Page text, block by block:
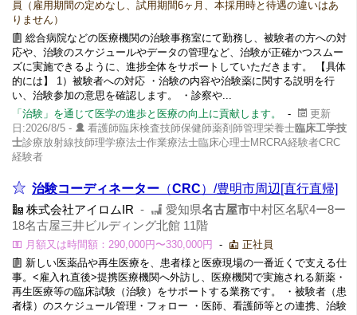
員（雇用期間の定めなし、試用期間6ヶ月、本採用時と待遇の違いはあ
りません）
総合病院などの医療機関の治験事務室にて勤務し、被験者の方への対
応や、治験のスケジュールやデータの管理など、治験が正確かつスムー
ズに実施できるように、進捗全体をサポートしていただきます。 【具体
的には】 1）被験者への対応 ・治験の内容や治験薬に関する説明を行
い、治験参加の意思を確認します。 ・診察や...
「治験」を通じて医学の進歩と医療の向上に貢献します。
-
更新
日:2026/8/5 -
看護師臨床検査技師保健師薬剤師管理栄養士臨床工学技
士診療放射線技師理学療法士作業療法士臨床心理士MRCRA経験者CRC
経験者
治験コーディネーター （CRC）/豊明市周辺[直行直帰]
株式会社アイロムIR - 愛知県名古屋市中村区名駅4ー8ー
18名古屋三井ビルディング北館 11階
月額又は時間額：290,000円〜330,000円 -
正社員
新しい医薬品や再生医療を、患者様と医療現場の一番近くで支える仕
事。<雇入れ直後>提携医療機関へ外訪し、医療機関で実施される新薬・
再生医療等の臨床試験（治験）をサポートする業務です。 ・被験者（患
者様）のスケジュール管理・フォロー ・医師、看護師等との連携、治験